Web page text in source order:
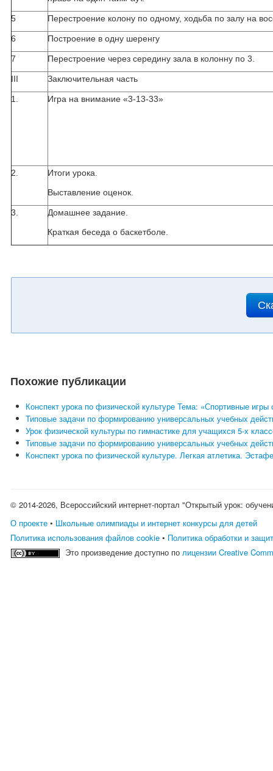
5 Перестроение колону по одному, ходьба по залу на
6 Построение в одну шеренгу
7 Перестроение через середину зала в колонну по 3.
III Заключительная часть
1. Игра на внимание «3-13-33»
2.
Итоги урока.
Выставление оценок.
3.
Домашнее задание.
Краткая беседа о баскетболе.
Похожие публикации
Конспект урока по физической культуре Тема: «Спортивные
Типовые задачи по формированию универсальных учебных
Урок физической культуры по гимнастике для учащихся 5-х
Типовые задачи по формированию универсальных учебных
Конспект урока по физической культуре. Легкая атлетика.
© 2014-2026, Всероссийский интернет-портал "Открытый урок:
О проекте • Школьные олимпиады и интернет конкурсы для детей
Политика использования файлов cookie • Политика обработки и
Это произведение доступно полицензии Creative